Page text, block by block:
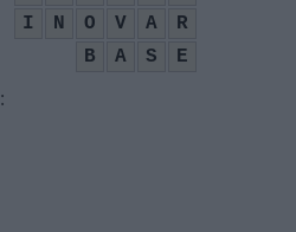
I
N O V A
R
B
A S E
: